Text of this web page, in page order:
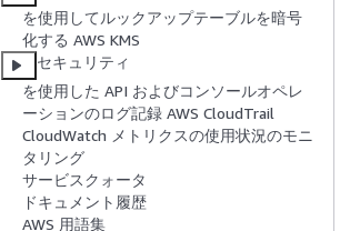
を使用してルックアップテーブルを暗号
化する AWS KMS
セキュリティ
を使用した API およびコンソールオペレ
ーションのログ記録 AWS CloudTrail
CloudWatch メトリクスの使用状況のモニ
タリング
サービスクォータ
ドキュメント履歴
AWS 用語集